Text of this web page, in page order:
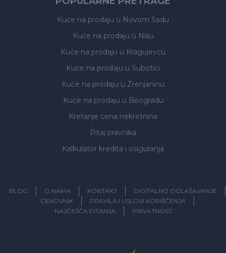
Kuće na prodaju u Novom Sadu
Kuće na prodaju u Nišu
Kuće na prodaju u Kragujevcu
Kuće na prodaju u Subotici
Kuće na prodaju u Zrenjaninu
Kuće na prodaju u Beogradu
Kretanje cena nekretnina
Pitaj pravnika
Kalkulator kredita i osiguranja
BLOG O NAMA KONTAKT
DIGITALNO OGLAŠAVANJE
CENOVNIK
PRAVILA I USLOVI KORIŠĆENJA
NAJČEŠĆA PITANJA
PRIVATNOST